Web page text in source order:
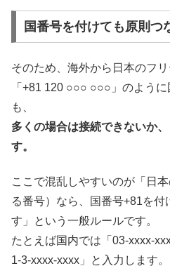
国番号を付けても原則つ
そのため、海外から日本のフ
「+81 120 ○○○ ○○○」のよう
も、
多くの場合は接続できないか
す。
ここで混乱しやすいのが「日
る番号）なら、国番号+81を
す」という一般ルールです。
たとえば国内では「03-xxxx-
1-3-xxxx-xxxx」と入力します。